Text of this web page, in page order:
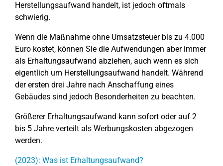
Herstellungsaufwand handelt, ist jedoch oftmals
schwierig.
Wenn die Maßnahme ohne Umsatzsteuer bis zu 4.000
Euro kostet, können Sie die Aufwendungen aber immer
als Erhaltungsaufwand abziehen, auch wenn es sich
eigentlich um Herstellungsaufwand handelt. Während
der ersten drei Jahre nach Anschaffung eines
Gebäudes sind jedoch Besonderheiten zu beachten.
Größerer Erhaltungsaufwand kann sofort oder auf 2
bis 5 Jahre verteilt als Werbungskosten abgezogen
werden.
(2023): Was ist Erhaltungsaufwand?